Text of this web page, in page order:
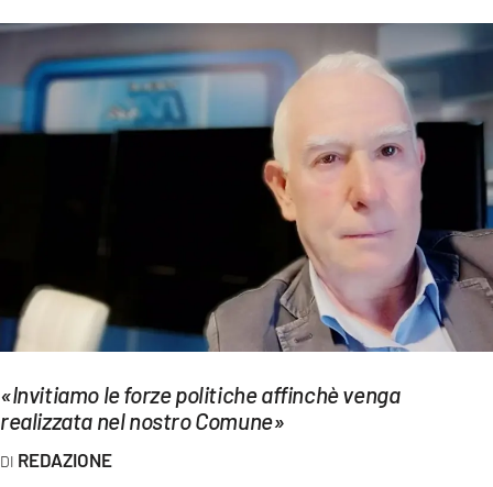
AMBIENTE
SOCIETÀ
SPORT
Streaming
LAC TV
«Invitiamo le forze politiche affinchè venga
realizzata nel nostro Comune»
REDAZIONE